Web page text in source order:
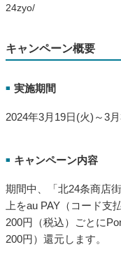
24zyo/
キャンペーン概要
■ 実施期間
2024年3月19日(火)～3
■ キャンペーン内容
期間中、「北24条商店
上をau PAY（コード支
200円（税込）ごとに
200円）還元します。